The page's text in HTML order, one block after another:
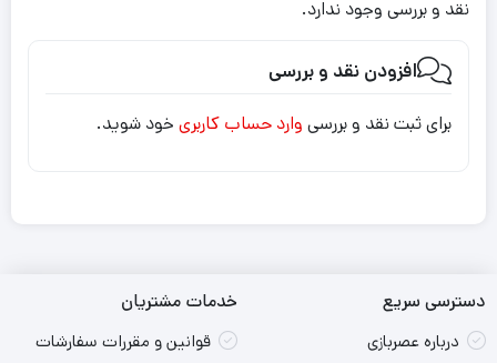
نقد و بررسی وجود ندارد.
افزودن نقد و بررسی
برای ثبت نقد و بررسی وارد حساب کاربری خود شوید.
دسترسی سریع
درباره عصربازی
خدمات مشتریان
قوانین و مقررات سفارشات